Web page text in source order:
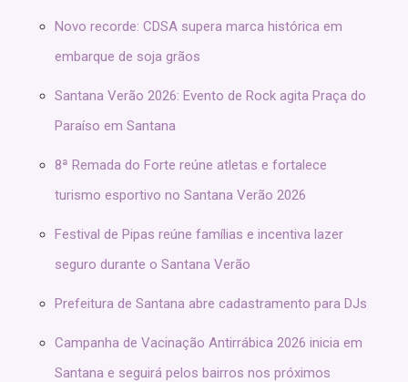
Novo recorde: CDSA supera marca histórica em
embarque de soja grãos
Santana Verão 2026: Evento de Rock agita Praça do
Paraíso em Santana
8ª Remada do Forte reúne atletas e fortalece
turismo esportivo no Santana Verão 2026
Festival de Pipas reúne famílias e incentiva lazer
seguro durante o Santana Verão
Prefeitura de Santana abre cadastramento para DJs
Campanha de Vacinação Antirrábica 2026 inicia em
Santana e seguirá pelos bairros nos próximos